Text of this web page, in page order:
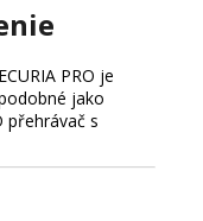
PRO je
jako
přehrávač s